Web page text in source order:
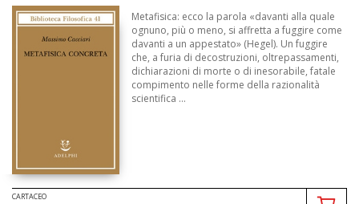
Metafisica: ecco la parola «davanti alla quale
ognuno, più o meno, si affretta a fuggire come
davanti a un appestato» (Hegel). Un fuggire
che, a furia di decostruzioni, oltrepassamenti,
dichiarazioni di morte o di inesorabile, fatale
compimento nelle forme della razionalità
scientifica ...
CARTACEO